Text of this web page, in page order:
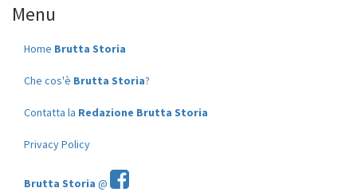
Menu
Home Brutta Storia
Che cos'è Brutta Storia?
Contatta la Redazione Brutta Storia
Privacy Policy
Brutta Storia @